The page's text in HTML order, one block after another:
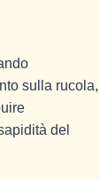
sulla rucola,
del